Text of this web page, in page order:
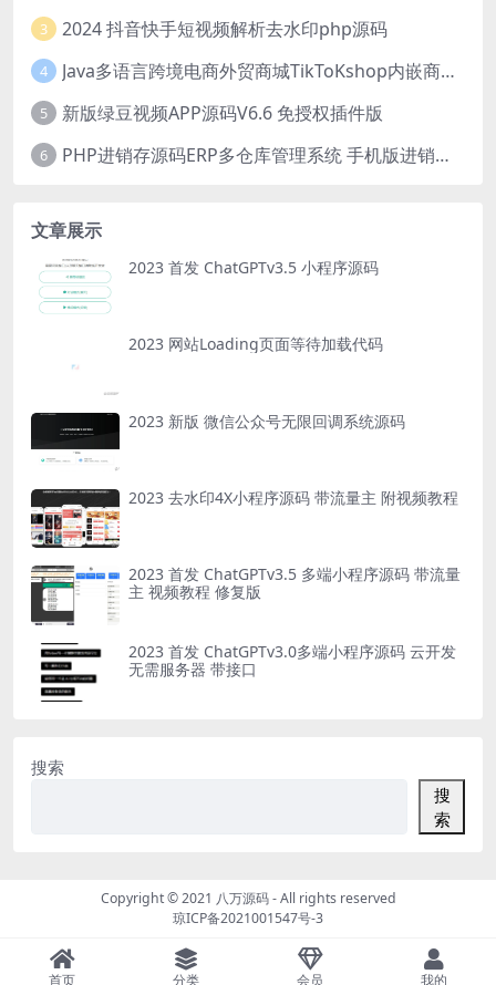
3 2024 抖音快手短视频解析去水印php源码
4 Java多语言跨境电商外贸商城TikToKshop内嵌商城I商家入驻I一键铺
5 新版绿豆视频APP源码V6.6 免授权插件版
6 PHP进销存源码ERP多仓库管理系统 手机版进销存 php网络版进销存小程序
文章展示
2023 首发 ChatGPTv3.5 小程序源码
2023 网站Loading页面等待加载代码
2023 新版 微信公众号无限回调系统源码
2023 去水印4X小程序源码 带流量主 附视频教程
2023 首发 ChatGPTv3.5 多端小程序源码 带流量
主 视频教程 修复版
2023 首发 ChatGPTv3.0多端小程序源码 云开发
无需服务器 带接口
搜索
搜
索
Copyright © 2021 八万源码- All rights reserved
琼ICP备2021001547号-3
首页 分类 会员 我的